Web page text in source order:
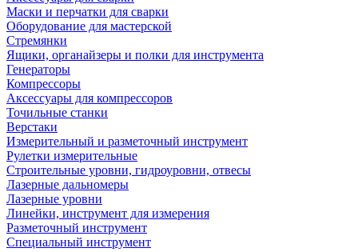
Маски и перчатки для сварки
Оборудование для мастерской
Стремянки
Ящики, органайзеры и полки для инструмента
Генераторы
Компрессоры
Аксессуары для компрессоров
Точильные станки
Верстаки
Измерительный и разметочный инструмент
Рулетки измерительные
Строительные уровни, гидроуровни, отвесы
Лазерные дальномеры
Лазерные уровни
Линейки, инструмент для измерения
Разметочный инструмент
Специальный инструмент